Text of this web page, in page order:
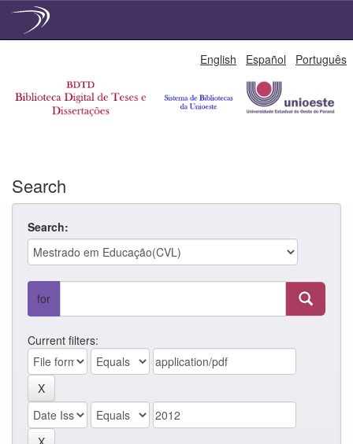
English Español Português
Search
Search:
for
Current filters: